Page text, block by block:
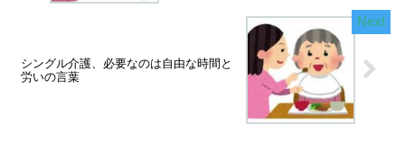
シングル介護、必要なのは自由な時間と
労いの言葉